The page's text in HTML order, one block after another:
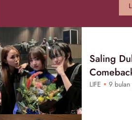
Saling
LIFE 9 bulan